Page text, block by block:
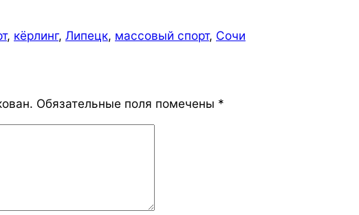
, кёрлинг, Липецк, массовый спорт, Сочи
Обязательные поля помечены *